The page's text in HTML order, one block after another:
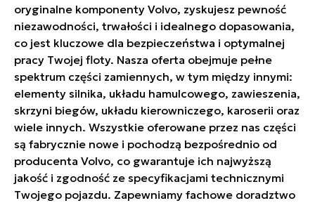
oryginalne komponenty Volvo, zyskujesz pewność
niezawodności, trwałości i idealnego dopasowania,
co jest kluczowe dla bezpieczeństwa i optymalnej
pracy Twojej floty. Nasza oferta obejmuje pełne
spektrum części zamiennych, w tym między innymi:
elementy silnika, układu hamulcowego, zawieszenia,
skrzyni biegów, układu kierowniczego, karoserii oraz
wiele innych. Wszystkie oferowane przez nas części
są fabrycznie nowe i pochodzą bezpośrednio od
producenta Volvo, co gwarantuje ich najwyższą
jakość i zgodność ze specyfikacjami technicznymi
Twojego pojazdu. Zapewniamy fachowe doradztwo